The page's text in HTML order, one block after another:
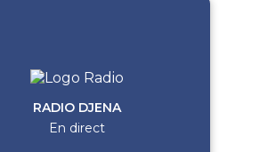
RADIO DJENA
En direct